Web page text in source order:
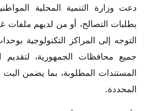
دعت وزارة التنمية المحلية
بطلبات التصالح، أو من لديهم ملفات
التوجه إلى المراكز التكنولوجية
جميع محافظات الجمهورية، لتقديم
المستندات المطلوبة، بما يضمن البت
المحددة.